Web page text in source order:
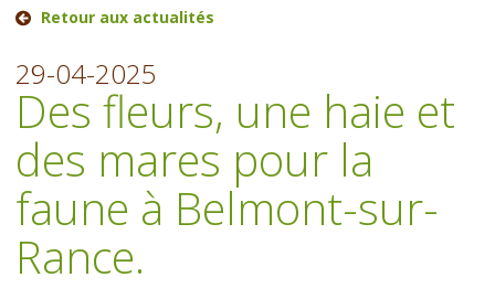
Retour aux actualités
29-04-2025
Des fleurs, une haie et
des mares pour la
faune à Belmont-sur-
Rance.